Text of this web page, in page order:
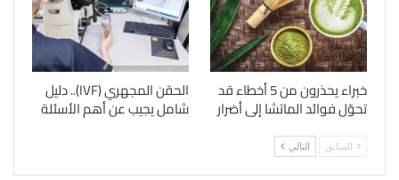
خبراء يحذرون من 5 أخطاء قد
تحوّل فوائد الماتشا إلى أضرار
الحقن المجهري (IVF).. دليل
شامل يجيب عن أهم الأسئلة
السابق التالي